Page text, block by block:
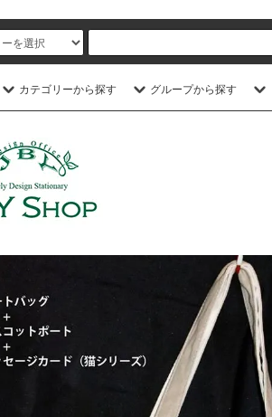
カテゴリーから探す グループから探す